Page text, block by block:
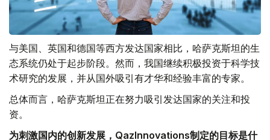
与美国、英国和德国等西方发达国家相比，哈萨克斯坦的生
态系统仍处于起步阶段。然而，我国继续积极投资于科学技
术研究的发展，并从国外吸引有才华和经验丰富的专家。
总体而言，哈萨克斯坦正在努力吸引发达国家的关注和投
资。
为刺激国内的创新发展，QazInnovations制定的目标是什